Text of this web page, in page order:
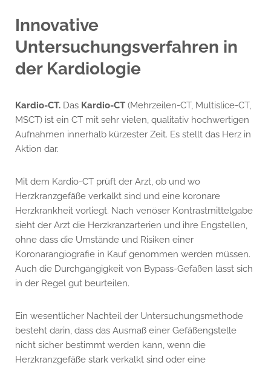
Innovative
Untersuchungsverfahren in
der Kardiologie
Kardio-CT. Das Kardio-CT (Mehrzeilen-CT, Multislice-CT,
MSCT) ist ein CT mit sehr vielen, qualitativ hochwertigen
Aufnahmen innerhalb kürzester Zeit. Es stellt das Herz in
Aktion dar.
Mit dem Kardio-CT prüft der Arzt, ob und wo
Herzkranzgefäße verkalkt sind und eine koronare
Herzkrankheit vorliegt. Nach venöser Kontrastmittelgabe
sieht der Arzt die Herzkranzarterien und ihre Engstellen,
ohne dass die Umstände und Risiken einer
Koronarangiografie in Kauf genommen werden müssen.
Auch die Durchgängigkeit von Bypass-Gefäßen lässt sich
in der Regel gut beurteilen.
Ein wesentlicher Nachteil der Untersuchungsmethode
besteht darin, dass das Ausmaß einer Gefäßengstelle
nicht sicher bestimmt werden kann, wenn die
Herzkranzgefäße stark verkalkt sind oder eine